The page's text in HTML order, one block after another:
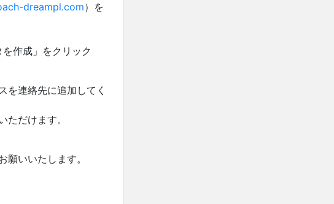
dreampl.com）を
作成」をクリック
を連絡先に追加してく
だけます。
いいたします。